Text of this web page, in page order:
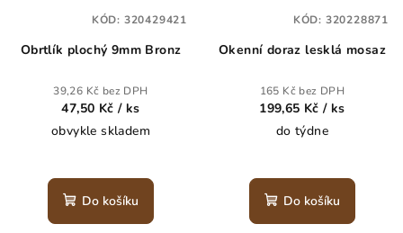
Obrtlík plochý 9mm Bronz
39,26 Kč bez DPH
47,50 Kč / ks
obvykle skladem
Do košíku
KÓD: 320429421
Okenní doraz lesklá mosaz
165 Kč bez DPH
199,65 Kč/ ks
do týdne
Do košíku
KÓD: 320228871